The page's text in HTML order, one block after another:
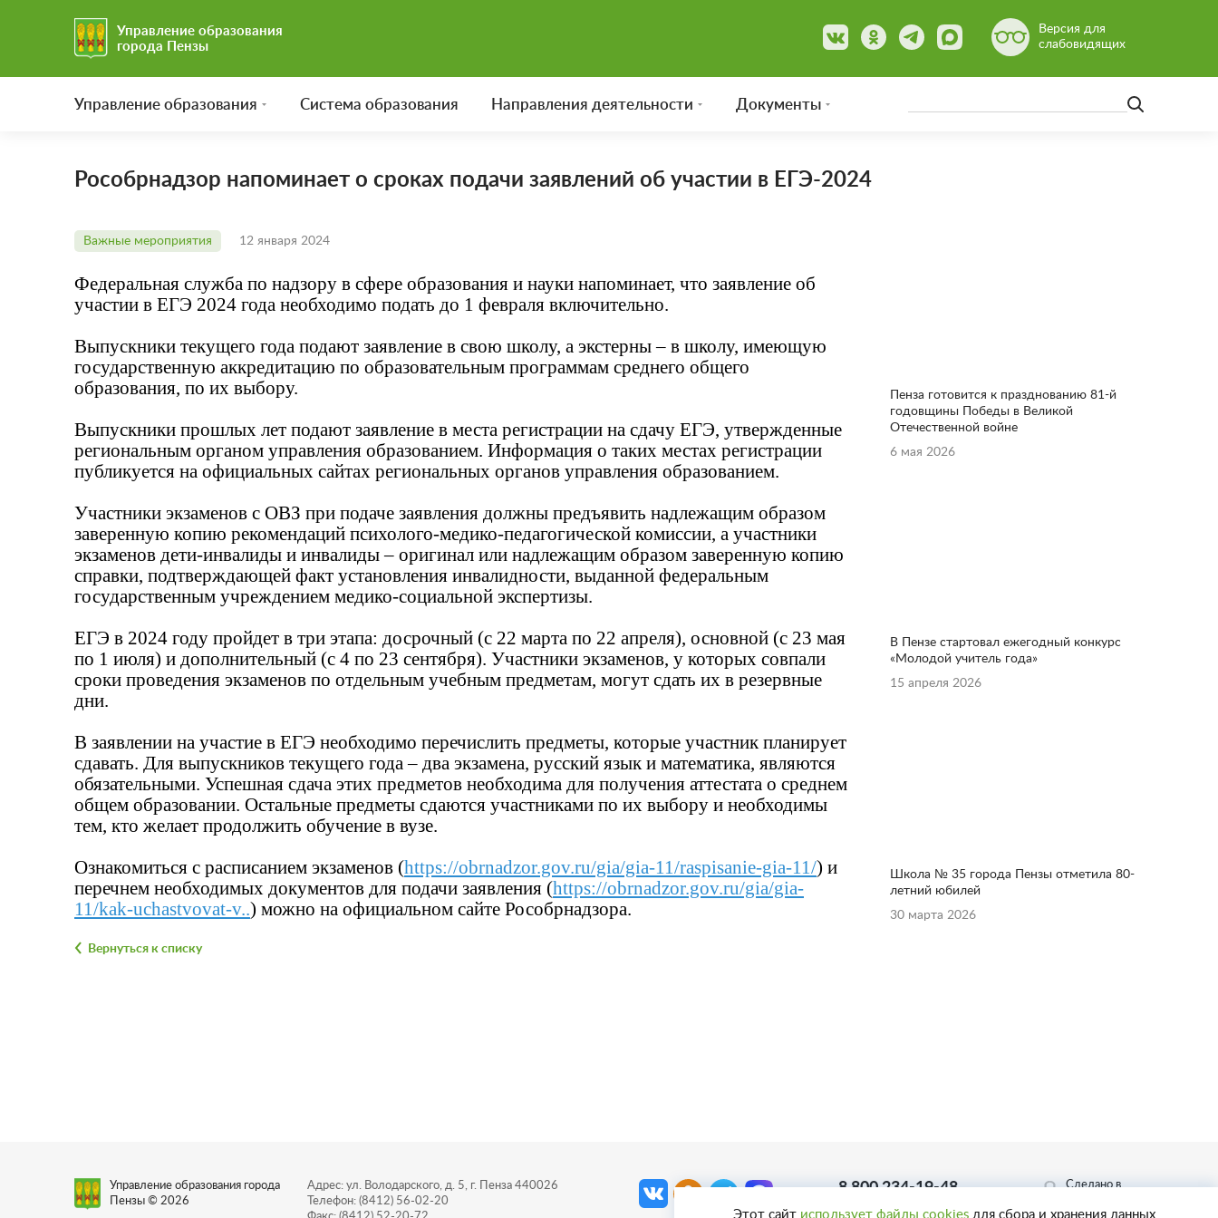
Управление образования
города Пензы
Версия для
слабовидящих
Управление образования Система образования Направления деятельности Документы
Рособрнадзор напоминает о сроках подачи заявлений об участии в ЕГЭ-2024
Важные мероприятия 12 января 2024
Федеральная служба по надзору в сфере образования и науки напоминает, что заявление об
участии в ЕГЭ 2024 года необходимо подать до 1 февраля включительно.
Выпускники текущего года подают заявление в свою школу, а экстерны – в школу, имеющую
государственную аккредитацию по образовательным программам среднего общего
образования, по их выбору.
Выпускники прошлых лет подают заявление в места регистрации на сдачу ЕГЭ, утвержденные
региональным органом управления образованием. Информация о таких местах регистрации
публикуется на официальных сайтах региональных органов управления образованием.
Участники экзаменов с ОВЗ при подаче заявления должны предъявить надлежащим образом
заверенную копию рекомендаций психолого-медико-педагогической комиссии, а участники
экзаменов дети-инвалиды и инвалиды – оригинал или надлежащим образом заверенную копию
справки, подтверждающей факт установления инвалидности, выданной федеральным
государственным учреждением медико-социальной экспертизы.
ЕГЭ в 2024 году пройдет в три этапа: досрочный (с 22 марта по 22 апреля), основной (с 23 мая
по 1 июля) и дополнительный (с 4 по 23 сентября). Участники экзаменов, у которых совпали
сроки проведения экзаменов по отдельным учебным предметам, могут сдать их в резервные
дни.
В заявлении на участие в ЕГЭ необходимо перечислить предметы, которые участник планирует
сдавать. Для выпускников текущего года – два экзамена, русский язык и математика, являются
обязательными. Успешная сдача этих предметов необходима для получения аттестата о среднем
общем образовании. Остальные предметы сдаются участниками по их выбору и необходимы
тем, кто желает продолжить обучение в вузе.
Ознакомиться с расписанием экзаменов (https://obrnadzor.gov.ru/gia/gia-11/raspisanie-gia-11/) и
перечнем необходимых документов для подачи заявления (https://obrnadzor.gov.ru/gia/gia-
11/kak-uchastvovat-v..) можно на официальном сайте Рособрнадзора.
Вернуться к списку
Пенза готовится к празднованию 81-й
годовщины Победы в Великой
Отечественной войне
6 мая 2026
В Пензе стартовал ежегодный конкурс
«Молодой учитель года»
15 апреля 2026
Школа № 35 города Пензы отметила 80-
летний юбилей
30 марта 2026
Управление образования города
Пензы © 2026
Адрес: ул. Володарского, д. 5, г. Пенза 440026
Телефон: (8412) 56-02-20
8 800 234-19-48
Сделано в
Этот сайт использует файлы cookies для сбора и хранения данных.